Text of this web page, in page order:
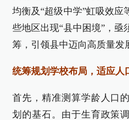
均衡及“超级中学”虹吸效应
些地区出现“县中困境”，亟
筹，引领县中迈向高质量发
统筹规划学校布局，适应人
首先，精准测算学龄人口
划的基石。由于生育政策